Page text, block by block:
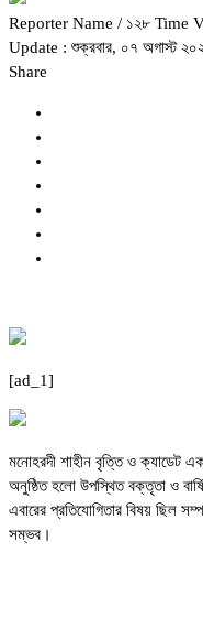
Reporter Name / ১২৮ Time
Update : শুক্রবার, ০৭ অগাস্ট
Share
[ad_1]
মনোহরদী শাহীন বৃত্তি ও ক্যাডেট
অনুষ্ঠিত হলো উপস্থিত বক্তৃতা ও
এবারের প্রতিযোগিতার বিষয় ছিল
সম্ভব।